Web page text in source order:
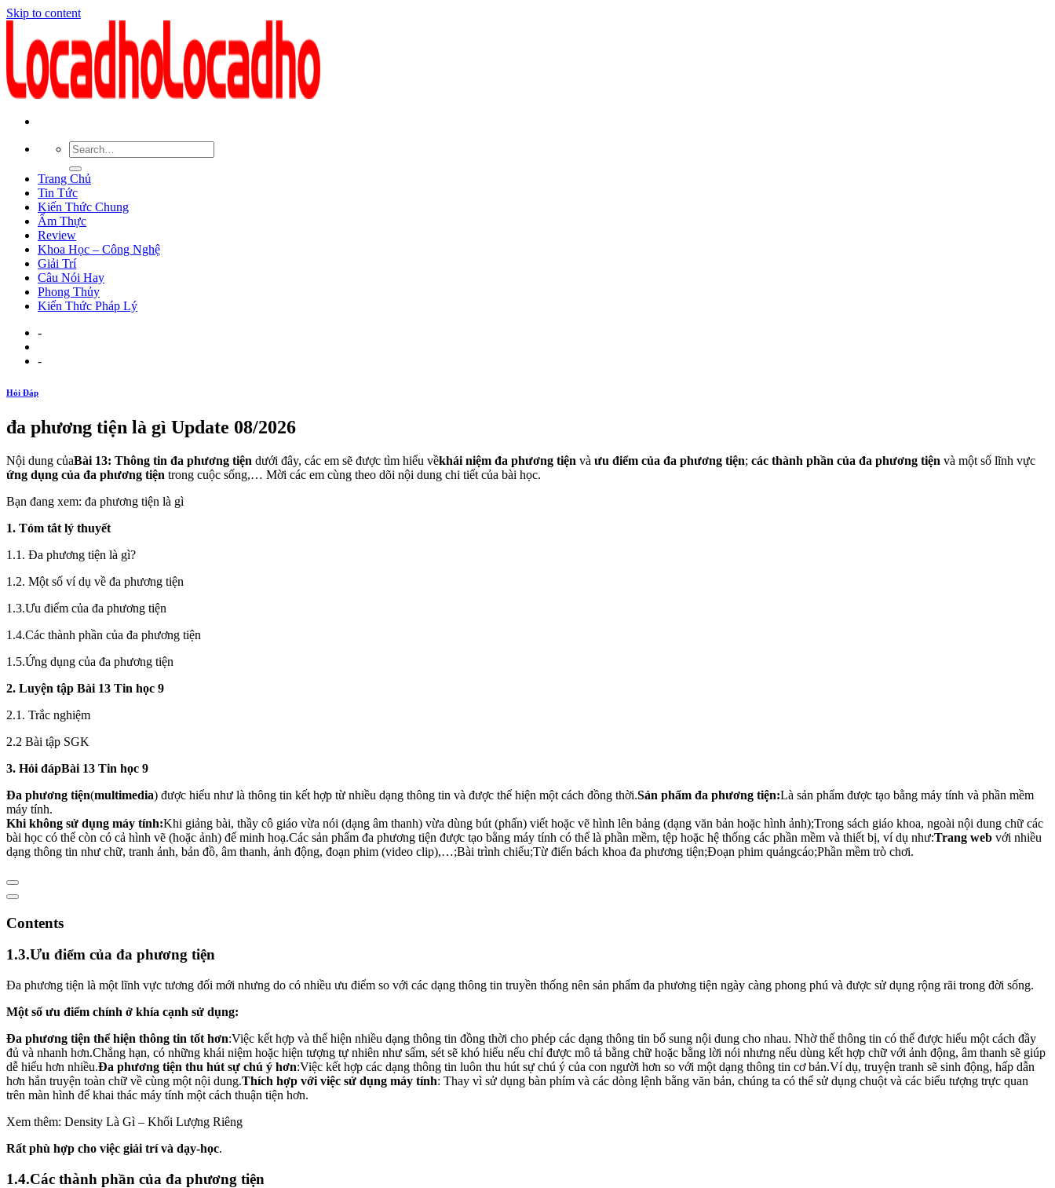
Skip to content
Trang Chủ
Tin Tức
Kiến Thức Chung
Ẩm Thực
Review
Khoa Học – Công Nghệ
Giải Trí
Câu Nói Hay
Phong Thủy
Kiến Thức Pháp Lý
-
-
Hỏi Đáp
đa phương tiện là gì Update 08/2026
Nội dung củaBài 13: Thông tin đa phương tiện dưới đây, các em sẽ được tìm hiểu vềkhái niệm đa phương tiện và ưu điểm của đa phương tiện; các thành phần của đa phương tiện và một số lĩnh vực
ứng dụng của đa phương tiện trong cuộc sống,… Mời các em cùng theo dõi nội dung chi tiết của bài học.
Bạn đang xem: đa phương tiện là gì
1. Tóm tắt lý thuyết
1.1. Đa phương tiện là gì?
1.2. Một số ví dụ về đa phương tiện
1.3.Ưu điểm của đa phương tiện
1.4.Các thành phần của đa phương tiện
1.5.Ứng dụng của đa phương tiện
2. Luyện tập Bài 13 Tin học 9
2.1. Trắc nghiệm
2.2 Bài tập SGK
3. Hỏi đápBài 13 Tin học 9
Đa phương tiện(multimedia) được hiểu như là thông tin kết hợp từ nhiều dạng thông tin và được thể hiện một cách đồng thời.Sản phẩm đa phương tiện:Là sản phẩm được tạo bằng máy tính và phần mềm
máy tính.
Khi không sử dụng máy tính:Khi giảng bài, thầy cô giáo vừa nói (dạng âm thanh) vừa dùng bút (phấn) viết hoặc vẽ hình lên bảng (dạng văn bản hoặc hình ảnh);Trong sách giáo khoa, ngoài nội dung chữ các
bài học có thể còn có cả hình vẽ (hoặc ảnh) để minh hoạ.Các sản phẩm đa phương tiện được tạo bằng máy tính có thể là phần mềm, tệp hoặc hệ thống các phần mềm và thiết bị, ví dụ như:Trang web với nhiều
dạng thông tin như chữ, tranh ảnh, bản đồ, âm thanh, ảnh động, đoạn phim (video clip),…;Bài trình chiếu;Từ điển bách khoa đa phương tiện;Đoạn phim quảngcáo;Phần mềm trò chơi.
Contents
1.3.Ưu điểm của đa phương tiện
Đa phương tiện là một lĩnh vực tương đối mới nhưng do có nhiều ưu điểm so với các dạng thông tin truyền thống nên sản phẩm đa phương tiện ngày càng phong phú và được sử dụng rộng rãi trong đời sống.
Một số ưu điểm chính ở khía cạnh sử dụng:
Đa phương tiện thể hiện thông tin tốt hơn:Việc kết hợp và thể hiện nhiều dạng thông tin đồng thời cho phép các dạng thông tin bổ sung nội dung cho nhau. Nhờ thế thông tin có thể được hiểu một cách đầy
đủ và nhanh hơn.Chẳng hạn, có những khái niệm hoặc hiện tượng tự nhiên như sấm, sét sẽ khó hiểu nếu chỉ được mô tả bằng chữ hoặc bằng lời nói nhưng nếu dùng kết hợp chữ với ảnh động, âm thanh sẽ giúp
dễ hiểu hơn nhiều.Đa phương tiện thu hút sự chú ý hơn:Việc kết hợp các dạng thông tin luôn thu hút sự chú ý của con người hơn so với một dạng thông tin cơ bản.Ví dụ, truyện tranh sẽ sinh động, hấp dẫn
hơn hẳn truyện toàn chữ về cùng một nội dung.Thích hợp với việc sử dụng máy tính: Thay vì sử dụng bàn phím và các dòng lệnh bằng văn bản, chúng ta có thể sử dụng chuột và các biểu tượng trực quan
trên màn hình để khai thác máy tính một cách thuận tiện hơn.
Xem thêm: Density Là Gì – Khối Lượng Riêng
Rất phù hợp cho việc giải trí và dạy-học.
1.4.Các thành phần của đa phương tiện